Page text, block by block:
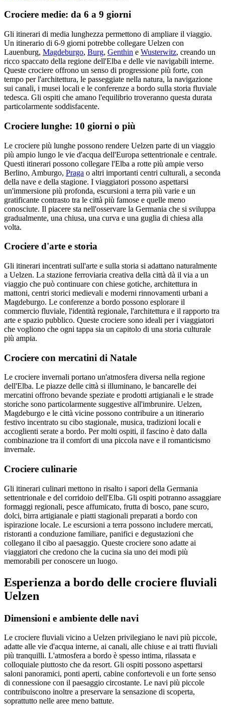
Crociere medie: da 6 a 9 giorni
Gli itinerari di media lunghezza permettono di ampliare il viaggio.
Un itinerario di 6-9 giorni potrebbe collegare Uelzen con
Lauenburg, Magdeburgo, Burg, Genthin e Wusterwitz, creando un
ricco spaccato della regione dell'Elba e delle vie navigabili interne.
Queste crociere offrono un senso di progressione più forte, con
tempo per l'architettura, le passeggiate nella natura, la navigazione
sui canali, i musei locali e le conferenze a bordo sulla storia fluviale
tedesca. Gli ospiti che amano l'equilibrio troveranno questa durata
particolarmente soddisfacente.
Crociere lunghe: 10 giorni o più
Le crociere più lunghe possono rendere Uelzen parte di un viaggio
più ampio lungo le vie d'acqua dell'Europa settentrionale e centrale.
Questi itinerari possono collegare l'Elba a rotte più ampie verso
Berlino, Amburgo, Praga o altri importanti centri culturali, a seconda
della nave e della stagione. I viaggiatori possono aspettarsi
un'immersione più profonda, escursioni a terra più varie e un
gratificante contrasto tra le città più famose e quelle meno
conosciute. Il piacere sta nell'osservare la Germania che si sviluppa
gradualmente, una chiusa, una curva e una guglia di chiesa alla
volta.
Crociere d'arte e storia
Gli itinerari incentrati sull'arte e sulla storia si adattano naturalmente
a Uelzen. La stazione ferroviaria creativa della città dà il via a un
viaggio che può continuare con chiese gotiche, architettura in
mattoni, centri storici medievali e moderni rinnovamenti urbani a
Magdeburgo. Le conferenze a bordo possono esplorare il
commercio fluviale, l'identità regionale, l'architettura e il rapporto tra
arte e spazio pubblico. Queste crociere sono ideali per i viaggiatori
che vogliono che ogni tappa sia un capitolo di una storia culturale
più ampia.
Crociere con mercatini di Natale
Le crociere invernali portano un'atmosfera diversa nella regione
dell'Elba. Le piazze delle città si illuminano, le bancarelle dei
mercatini offrono bevande speziate e prodotti artigianali e le strade
storiche sono particolarmente suggestive all'imbrunire. Uelzen,
Magdeburgo e le città vicine possono contribuire a un itinerario
festivo incentrato su cibo stagionale, musica, tradizioni locali e
accoglienti serate a bordo. Per molti ospiti, il fascino è dato dalla
combinazione tra il comfort di una piccola nave e il romanticismo
invernale.
Crociere culinarie
Gli itinerari culinari mettono in risalto i sapori della Germania
settentrionale e del corridoio dell'Elba. Gli ospiti potranno assaggiare
formaggi regionali, pesce affumicato, frutta di bosco, pane scuro,
dolci, birra artigianale e piatti stagionali preparati a bordo con
ispirazione locale. Le escursioni a terra possono includere mercati,
ristoranti a conduzione familiare, panifici e degustazioni che
collegano il cibo al paesaggio. Queste crociere sono adatte ai
viaggiatori che credono che la cucina sia uno dei modi più
memorabili per conoscere un luogo.
Esperienza a bordo delle crociere fluviali
Uelzen
Dimensioni e ambiente delle navi
Le crociere fluviali vicino a Uelzen privilegiano le navi più piccole,
adatte alle vie d'acqua interne, ai canali, alle chiuse e ai tratti fluviali
più tranquilli. L'atmosfera a bordo è spesso intima, rilassata e
colloquiale piuttosto che da resort. Gli ospiti possono aspettarsi
saloni panoramici, ponti aperti, cabine confortevoli e un forte senso
di connessione con il paesaggio circostante. Le navi più piccole
contribuiscono inoltre a preservare la sensazione di scoperta,
soprattutto nelle aree meno battute.